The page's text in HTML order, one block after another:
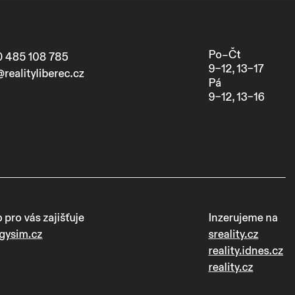
485 108 785
Po–Čt
9–12, 13–17
Pá
9–12, 13–16
pro vás zajišťuje
Inzerujeme na
sreality.cz
reality.idnes.cz
reality.cz